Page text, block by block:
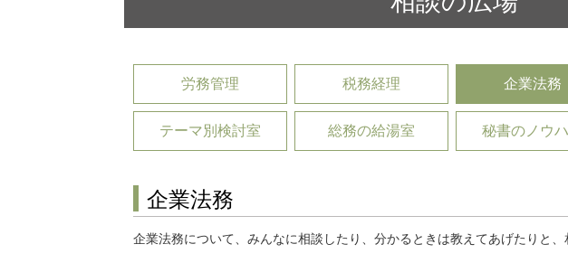
労務管理 税務経理 企業法務
テーマ別検討室 総務の給湯室 秘書のノウ
企業法務
企業法務について、みんなに相談したり、分かるときは教えてあげたりと、